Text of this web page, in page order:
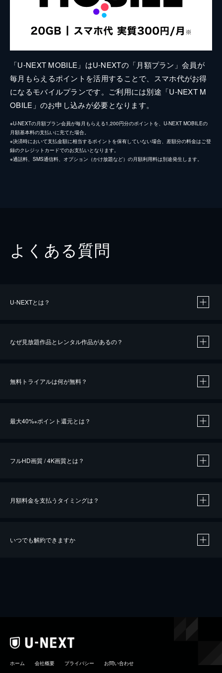
「U-NEXT MOBILE」はU-NEXTの「月額プラン」会員が
毎月もらえるポイントを活用することで、スマホ代がお得
になるモバイルプランです。ご利用には別途「U-NEXT M
OBILE」のお申し込みが必要となります。
※U-NEXTの月額プラン会員が毎月もらえる1,200円分のポイントを、U-NEXT MOBILEの
月額基本料の支払いに充てた場合。
※決済時において支払金額に相当するポイントを保有していない場合、差額分の料金はご登
録のクレジットカードでのお支払いとなります。
※通話料、SMS通信料、オプション（かけ放題など）の月額利用料は別途発生します。
よくある質問
U-NEXTとは？
なぜ見放題作品とレンタル作品があるの？
無料トライアルは何が無料？
最大40%※ポイント還元とは？
※40％ポイント還元の対象は、クレジットカード決済による作品の購入 / レンタルです。
iOSアプリのUコイン決済による作品の購入 / レンタルは、20％のポイント還元です。
フルHD画質 / 4K画質とは？
月額料金を支払うタイミングは？
いつでも解約できますか
ホーム 会社概要 プライバシー お問い合わせ